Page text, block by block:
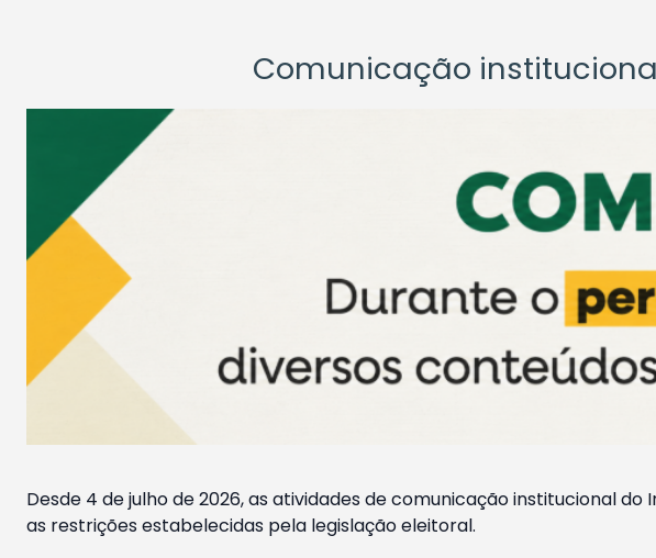
Comunicação
Desde 4 de julho de 2026, as atividades de comunicação institucional
as restrições estabelecidas pela legislação eleitoral.